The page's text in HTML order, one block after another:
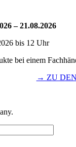
– 21.08.2026
bis 12 Uhr
bei einem
→ ZU